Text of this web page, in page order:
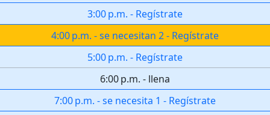
3:00 p.m. - Regístrate
4:00 p.m. -se necesitan 2- Regístrate
5:00 p.m. - Regístrate
6:00 p.m. - llena
7:00 p.m. -se necesita 1 - Regístrate